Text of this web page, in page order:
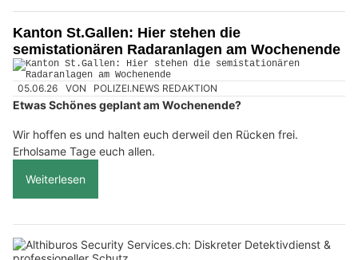
Kanton St.Gallen: Hier stehen die
semistationären Radaranlagen am Wochenende
05.06.26 VON POLIZEI.NEWS REDAKTION
Etwas Schönes geplant am Wochenende?
Wir hoffen es und halten euch derweil den Rücken frei.
Erholsame Tage euch allen.
Weiterlesen